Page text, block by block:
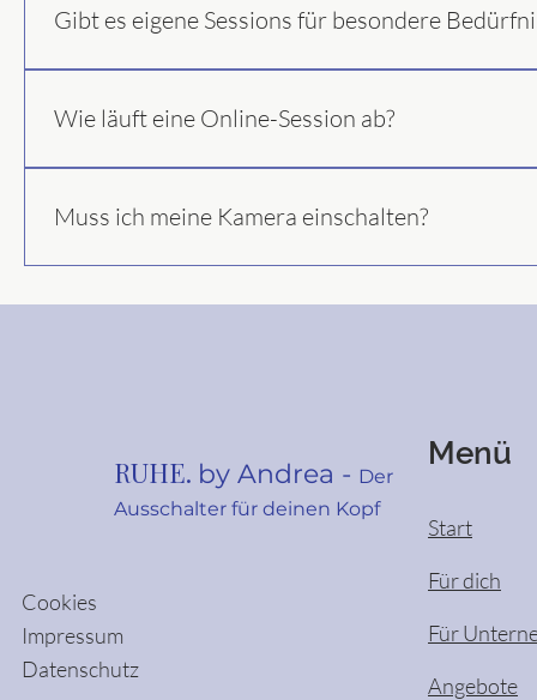
Schlafproblemen Autoimmunerkrankungen Erschöpfung
wirkungsvolle Ergänzung sein. Für spezielle Themen bitte
Gibt es eigene Sessions für besondere
an. Am besten kurz über das Kontaktformular anfragen –
Wie läuft eine Online-Session ab?
sitzt bequem Ich leite dich Schritt für Schritt durch die
Muss ich meine Kamera einschalten?
sicherer.
RUHE. by Andrea - Der
Ausschalter für deinen Kopf
Cookies
Impressum
Datenschutz
Menü
Start
Für dich
Für
Angebote